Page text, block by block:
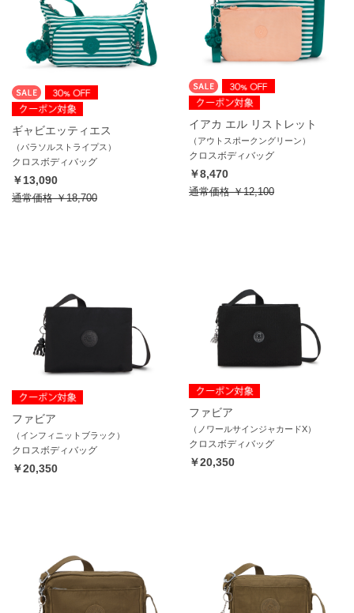
ギャビエッティエス
（パラソルストライプス）
クロスボディバッグ
￥13,090
通常価格￥18,700
イアカ エル リストレット
（アウトスポークングリーン）
クロスボディバッグ
￥8,470
通常価格￥12,100
ファビア
（インフィニットブラック）
クロスボディバッグ
￥20,350
ファビア
（ノワールサインジャカードX）
クロスボディバッグ
￥20,350